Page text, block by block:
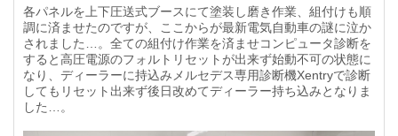
各パネルを上下圧送式ブースにて塗装し磨き作業、組付けも順
調に済ませたのですが、ここからが最新電気自動車の謎に泣か
されました…。全ての組付け作業を済ませコンピュータ診断を
すると高圧電源のフォルトリセットが出来ず始動不可の状態に
なり、ディーラーに持込みメルセデス専用診断機Xentryで診断
してもリセット出来ず後日改めてディーラー持ち込みとなりま
した…。